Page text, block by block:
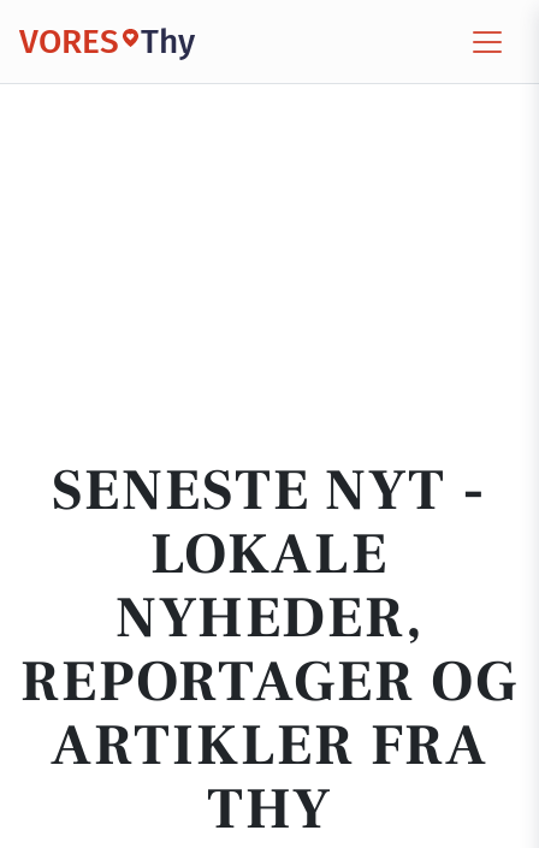
VORES Thy
SENESTE NYT -
LOKALE
NYHEDER,
REPORTAGER OG
ARTIKLER FRA
THY